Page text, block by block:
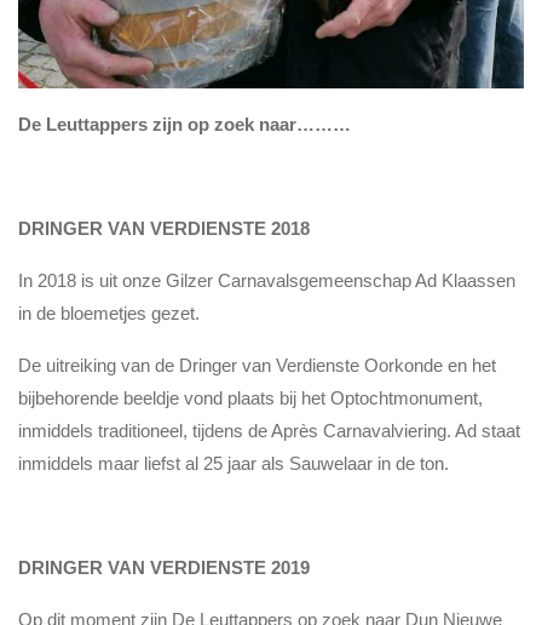
De Leuttappers zijn op zoek naar………
DRINGER VAN VERDIENSTE 2018
In 2018 is uit onze Gilzer Carnavalsgemeenschap Ad Klaassen
in de bloemetjes gezet.
De uitreiking van de Dringer van Verdienste Oorkonde en het
bijbehorende beeldje vond plaats bij het Optochtmonument,
inmiddels traditioneel, tijdens de Après Carnavalviering. Ad staat
inmiddels maar liefst al 25 jaar als Sauwelaar in de ton.
DRINGER VAN VERDIENSTE 2019
Op dit moment zijn De Leuttappers op zoek naar Dun Nieuwe